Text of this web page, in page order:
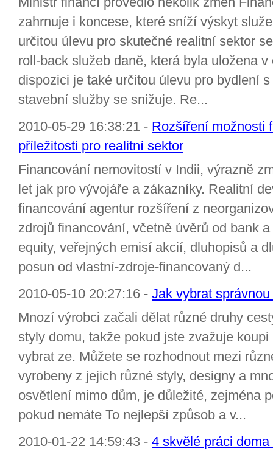
zahrnuje i koncese, které sníží výskyt
určitou úlevu pro skutečné realitní sektor
roll-back služeb daně, která byla uložena
dispozici je také určitou úlevu pro bydlení
stavební služby se snižuje. Re...
2010-05-29 16:38:21 - Rozšíření možnosti
příležitosti pro realitní sektor
Financování nemovitostí v Indii, výrazně
let jak pro vývojáře a zákazníky. Realitní
financování agentur rozšíření z
zdrojů financování, včetně úvěrů od bank
equity, veřejných emisí akcií, dluhopisů a
posun od vlastní-zdroje-financovaný d...
2010-05-10 20:27:16 - Jak vybrat
Mnozí výrobci začali dělat různé druhy
styly domu, takže pokud jste zvažuje
vybrat ze. Můžete se rozhodnout mezi
vyrobeny z jejich různé styly, designy a
osvětlení mimo dům, je důležité, zejména
pokud nemáte To nejlepší způsob a v...
2010-01-22 14:59:43 - 4 skvělé práci doma